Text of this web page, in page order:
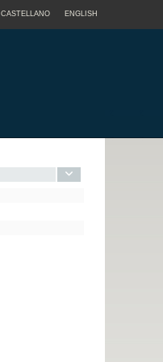
CASTELLANO ENGLISH